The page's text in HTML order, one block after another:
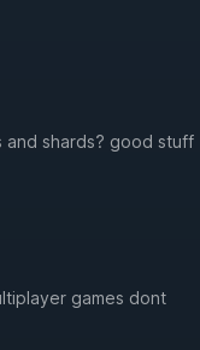
and shards? good stuff
games dont